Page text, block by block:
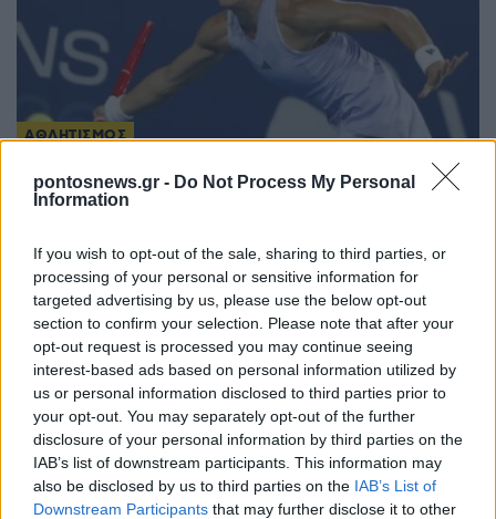
pontosnews.gr - Do Not Process My Personal
Information
If you wish to opt-out of the sale, sharing to third parties, or
processing of your personal or sensitive information for
targeted advertising by us, please use the below opt-out
section to confirm your selection. Please note that after your
opt-out request is processed you may continue seeing
interest-based ads based on personal information utilized by
us or personal information disclosed to third parties prior to
your opt-out. You may separately opt-out of the further
disclosure of your personal information by third parties on the
IAB’s list of downstream participants. This information may
also be disclosed by us to third parties on the IAB’s List of
Downstream Participants that may further disclose it to other
ΑΘΛΗΤΙΣΜΟΣ
Εμφατική πρεμιέρα για τη Σάκκαρη στο Τορόντο
και πρόκριση στους «32»